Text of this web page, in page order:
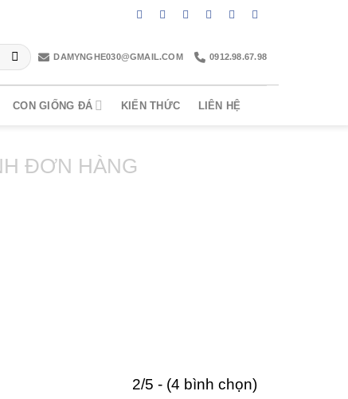
DAMYNGHE030@GMAIL.COM 0912.98.67.98
CON GIỐNG ĐÁ KIẾN THỨC LIÊN HỆ
ĐƠN HÀNG
2/5 - (4 bình chọn)